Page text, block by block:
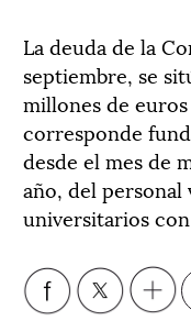
La deuda de la
septiembre, se
millones de
corresponde
desde el mes de
año, del
universitarios